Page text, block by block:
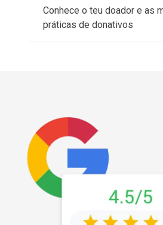
Conhece o teu doador e as
práticas de donativos